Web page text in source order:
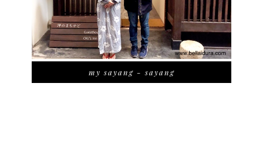
my sayang - sayang